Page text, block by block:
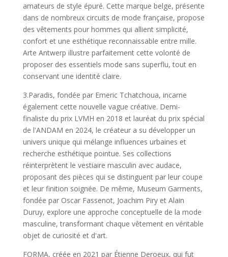
amateurs de style épuré. Cette marque belge, présente
dans de nombreux circuits de mode française, propose
des vêtements pour hommes qui allient simplicité,
confort et une esthétique reconnaissable entre mille.
Arte Antwerp illustre parfaitement cette volonté de
proposer des essentiels mode sans superflu, tout en
conservant une identité claire.
3.Paradis, fondée par Emeric Tchatchoua, incarne
également cette nouvelle vague créative. Demi-
finaliste du prix LVMH en 2018 et lauréat du prix spécial
de l'ANDAM en 2024, le créateur a su développer un
univers unique qui mélange influences urbaines et
recherche esthétique pointue. Ses collections
réinterprètent le vestiaire masculin avec audace,
proposant des pièces qui se distinguent par leur coupe
et leur finition soignée. De même, Museum Garments,
fondée par Oscar Fassenot, Joachim Piry et Alain
Duruy, explore une approche conceptuelle de la mode
masculine, transformant chaque vêtement en véritable
objet de curiosité et d'art.
FORMA, créée en 2021 par Étienne Deroeux, qui fut